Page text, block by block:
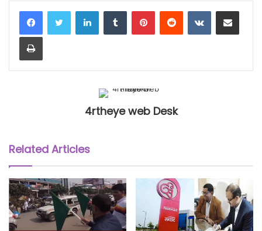
4rtheye web Desk
Related Articles